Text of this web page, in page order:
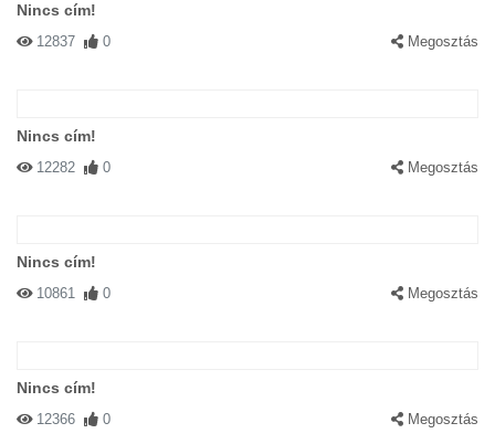
Nincs cím!
12837 0 Megosztás
Nincs cím!
12282 0 Megosztás
Nincs cím!
10861 0 Megosztás
Nincs cím!
12366 0 Megosztás